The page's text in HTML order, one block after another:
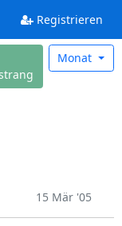
Registrieren
Monat
15 Mär '05